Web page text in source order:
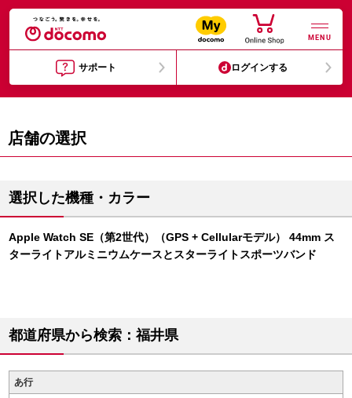
MENU
サポート ログインする
店舗の選択
選択した機種・カラー
Apple Watch SE（第2世代）（GPS + Cellularモデル） 44mm ス
ターライトアルミニウムケースとスターライトスポーツバンド
都道府県から検索：福井県
あ行